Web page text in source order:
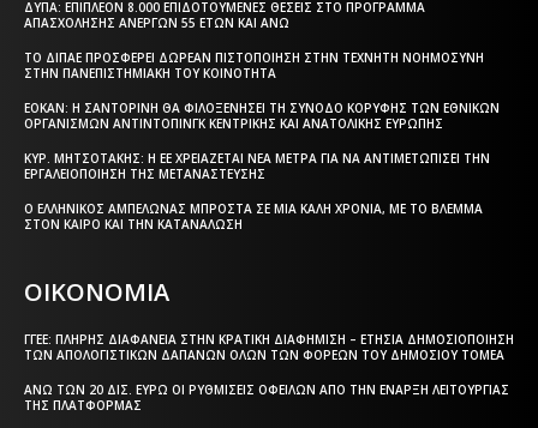
ΔΥΠΑ: ΕΠΙΠΛΈΟΝ 8.000 ΕΠΙΔΟΤΟΎΜΕΝΕΣ ΘΈΣΕΙΣ ΣΤΟ ΠΡΌΓΡΑΜΜΑ
ΑΠΑΣΧΌΛΗΣΗΣ ΑΝΈΡΓΩΝ 55 ΕΤΏΝ ΚΑΙ ΆΝΩ
ΤΟ ΔΙΠΑΕ ΠΡΟΣΦΈΡΕΙ ΔΩΡΕΆΝ ΠΙΣΤΟΠΟΊΗΣΗ ΣΤΗΝ ΤΕΧΝΗΤΉ ΝΟΗΜΟΣΎΝΗ
ΣΤΗΝ ΠΑΝΕΠΙΣΤΗΜΙΑΚΉ ΤΟΥ ΚΟΙΝΌΤΗΤΑ
ΕΟΚΑΝ: Η ΣΑΝΤΟΡΊΝΗ ΘΑ ΦΙΛΟΞΕΝΉΣΕΙ ΤΗ ΣΎΝΟΔΟ ΚΟΡΥΦΉΣ ΤΩΝ ΕΘΝΙΚΏΝ
ΟΡΓΑΝΙΣΜΏΝ ΑΝΤΙΝΤΌΠΙΝΓΚ ΚΕΝΤΡΙΚΉΣ ΚΑΙ ΑΝΑΤΟΛΙΚΉΣ ΕΥΡΏΠΗΣ
ΚΥΡ. ΜΗΤΣΟΤΆΚΗΣ: Η ΕΕ ΧΡΕΙΆΖΕΤΑΙ ΝΈΑ ΜΈΤΡΑ ΓΙΑ ΝΑ ΑΝΤΙΜΕΤΩΠΊΣΕΙ ΤΗΝ
ΕΡΓΑΛΕΙΟΠΟΊΗΣΗ ΤΗΣ ΜΕΤΑΝΆΣΤΕΥΣΗΣ
Ο ΕΛΛΗΝΙΚΌΣ ΑΜΠΕΛΏΝΑΣ ΜΠΡΟΣΤΆ ΣΕ ΜΙΑ ΚΑΛΉ ΧΡΟΝΙΆ, ΜΕ ΤΟ ΒΛΈΜΜΑ
ΣΤΟΝ ΚΑΙΡΌ ΚΑΙ ΤΗΝ ΚΑΤΑΝΆΛΩΣΗ
ΟΙΚΟΝΟΜΙΑ
ΓΓΕΕ: ΠΛΉΡΗΣ ΔΙΑΦΆΝΕΙΑ ΣΤΗΝ ΚΡΑΤΙΚΉ ΔΙΑΦΉΜΙΣΗ – EΤΉΣΙΑ ΔΗΜΟΣΙΟΠΟΊΗΣΗ
ΤΩΝ ΑΠΟΛΟΓΙΣΤΙΚΏΝ ΔΑΠΑΝΏΝ ΌΛΩΝ ΤΩΝ ΦΟΡΈΩΝ ΤΟΥ ΔΗΜΟΣΊΟΥ ΤΟΜΈΑ
ΆΝΩ ΤΩΝ 20 ΔΙΣ. ΕΥΡΏ ΟΙ ΡΥΘΜΊΣΕΙΣ ΟΦΕΙΛΏΝ ΑΠΌ ΤΗΝ ΈΝΑΡΞΗ ΛΕΙΤΟΥΡΓΊΑΣ
ΤΗΣ ΠΛΑΤΦΌΡΜΑΣ